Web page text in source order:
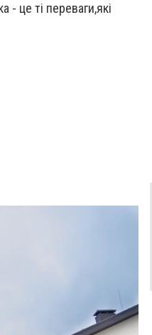
- це ті переваги,які